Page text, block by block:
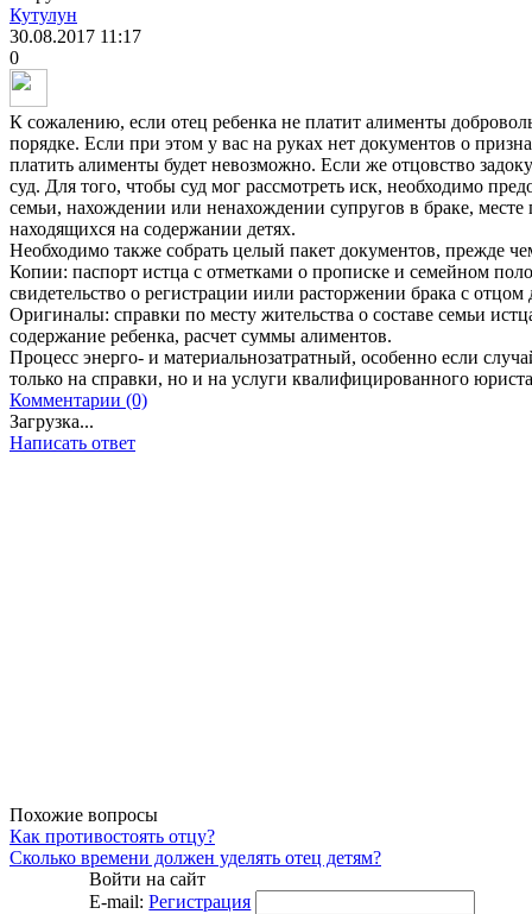
Кутулун
30.08.2017 11:17
0
К сожалению, если отец ребенка не платит алименты
порядке. Если при этом у вас на руках нет документов о
платить алименты будет невозможно. Если же отцовство
суд. Для того, чтобы суд мог рассмотреть иск, необходимо
семьи, нахождении или ненахождении супругов в браке,
находящихся на содержании детях.
Необходимо также собрать целый пакет документов, прежде
Копии: паспорт истца с отметками о прописке и семейном
свидетельство о регистрации иили расторжении брака с отцом
Оригиналы: справки по месту жительства о составе семьи
содержание ребенка, расчет суммы алиментов.
Процесс энерго- и материальнозатратный, особенно если
только на справки, но и на услуги квалифицированного
Комментарии (0)
Загрузка...
Написать ответ
Похожие вопросы
Как противостоять отцу?
Сколько времени должен уделять отец детям?
Войти на сайт
E-mail: Регистрация